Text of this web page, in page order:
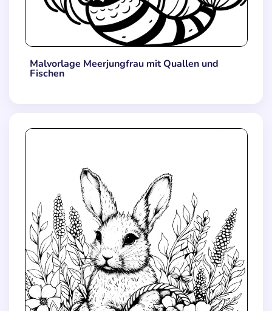
Malvorlage Meerjungfrau mit Quallen und
Fischen